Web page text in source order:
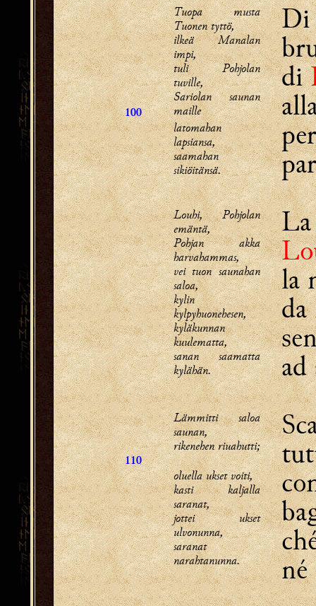
100
Tuopa musta
Tuonen tyttö,
ilkeä Manalan
impi,
tuli Pohjolan
tuville,
Sariolan saunan
maille
di
latomahan
lapsiansa,
saamahan
sikiöitänsä.
Louhi, Pohjolan
emäntä,
Pohjan akka
harvahammas,
vei tuon saunahan
saloa,
kylin
kylpyhuonehesen,
kyläkunnan
kuulematta,
sanan saamatta
kylähän.
la
da
ad
110
Lämmitti saloa
saunan,
rikenehen riuahutti;
oluella ukset voiti,
kasti kaljalla
saranat,
jottei ukset
ulvonunna,
saranat
narahtanunna.